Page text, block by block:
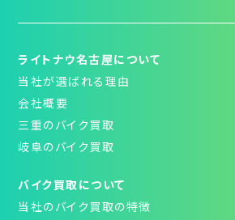
ライトナウ名古屋について
当社が選ばれる理由
会社概要
三重のバイク買取
岐阜のバイク買取
バイク買取について
当社のバイク買取の特徴